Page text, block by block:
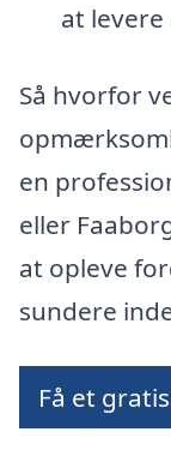
at levere
Så hvorfor
en
eller
at opleve
sundere
Få et